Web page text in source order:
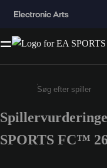
Enter a
SPORTS FC™